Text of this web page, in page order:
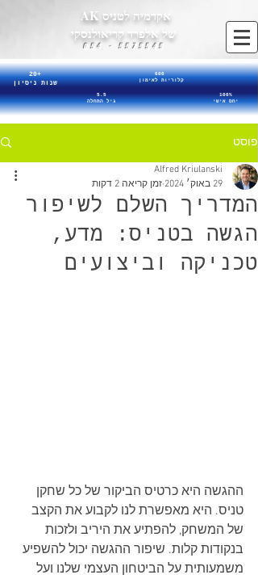
אקדמיה לטניס AK
של אלפרד קריאולנסקי
5575545 - 054
20+
שנות ניסיון
600
קלוריות לאימון
5.5
גיל התחלה
100%
יחס אישי
פוסט
המדריך השלם לשיפור
הגשה בטניס: מדע,
טכניקה וביצועים
Alfred Kriulanski
29 באוק׳ 2024
זמן קריאה 2 דקות
ההגשה היא כרטיס הביקור של כל שחקן
טניס. היא מאפשרת לנו לקבוע את הקצב
של המשחק, להפתיע את היריב ולזכות
בנקודות קלות. שיפור ההגשה יכול להשפיע
משמעותית על הביטחון העצמי שלנו ועל